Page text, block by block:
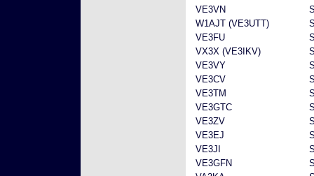
VE3VN
W1AJT (VE3UTT)
VE3FU
VX3X (VE3IKV)
VE3VY
VE3CV
VE3TM
VE3GTC
VE3ZV
VE3EJ
VE3JI
VE3GFN